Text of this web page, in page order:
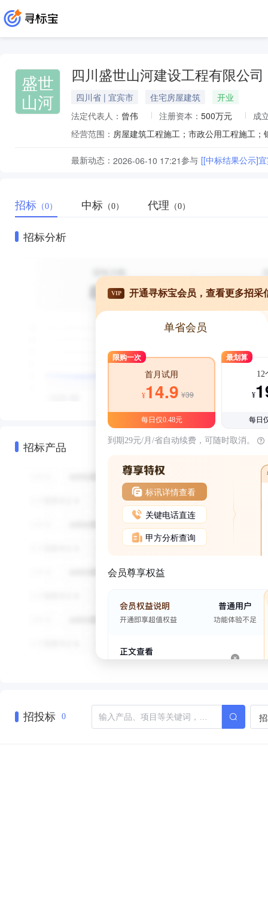
盛世
山河
四川盛世山河建设工程有限公司
四川省 | 宜宾市 住宅房屋建筑
开业
法定代表人： 曾伟 注册资本： 500万元
成
经营范围：
最新动态： 2026-06-10 17:21参与 [[中标结果公示]
招标 （0） 中标 （0） 代理 （0）
招标分析
招标产品
VIP 开通寻标宝会员，查看更多招采
单省会员
限购一次
首月试用
¥14.9 ¥39
每日仅0.48元
最划算
12
¥
每日
到期29元/月/省自动续费，可随时取消。
标讯详情查看
关键电话直连
甲方分析查询
会员尊享权益
招投标 0